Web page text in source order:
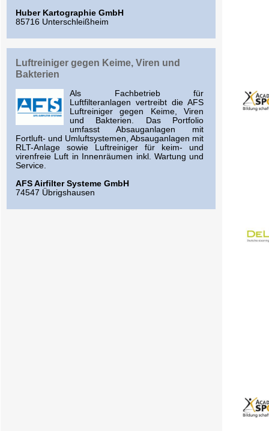
Huber Kartographie GmbH
85716 Unterschleißheim
Luftreiniger gegen Keime, Viren und
Bakterien
Als Fachbetrieb für
Luftfilteranlagen vertreibt die AFS
Luftreiniger gegen Keime, Viren
und Bakterien. Das Portfolio
umfasst Absauganlagen mit
Fortluft- und Umluftsystemen, Absauganlagen mit
RLT-Anlage sowie Luftreiniger für keim- und
virenfreie Luft in Innenräumen inkl. Wartung und
Service.
AFS Airfilter Systeme GmbH
74547 Übrigshausen